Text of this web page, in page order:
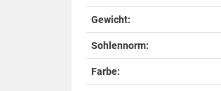
Gewicht:
Sohlennorm:
Farbe: